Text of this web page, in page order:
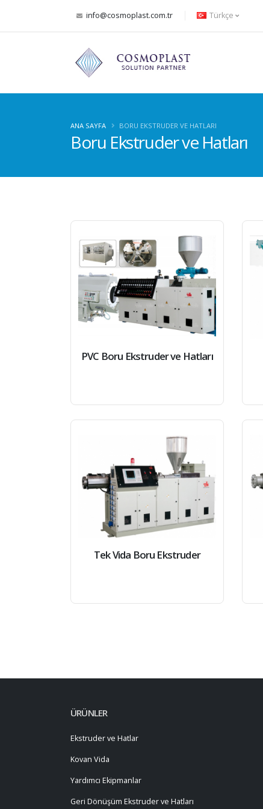
info@cosmoplast.com.tr Türkçe
Boru Ekstruder ve Hatları
ANA SAYFA BORU EKSTRUDER VE HATLARI
PVC Boru Ekstruder ve Hatları
Tek Vida Boru Ekstruder
ÜRÜNLER
Ekstruder ve Hatlar
Kovan Vida
Yardımcı Ekipmanlar
Geri Dönüşüm Ekstruder ve Hatları